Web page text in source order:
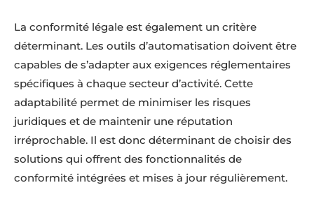
La conformité légale est également un critère
déterminant. Les outils d’automatisation doivent être
capables de s’adapter aux exigences réglementaires
spécifiques à chaque secteur d’activité. Cette
adaptabilité permet de minimiser les risques
juridiques et de maintenir une réputation
irréprochable. Il est donc déterminant de choisir des
solutions qui offrent des fonctionnalités de
conformité intégrées et mises à jour régulièrement.